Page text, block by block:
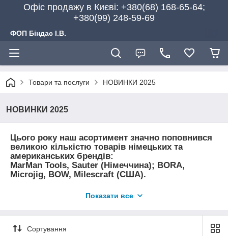
Офіс продажу в Києві: +380(68) 168-65-64;
+380(99) 248-59-69
ФОП Біндас І.В.
Товари та послуги НОВИНКИ 2025
НОВИНКИ 2025
Цього року наш асортимент значно поповнився
великою кількістю товарів німецьких та
американських брендів:
MarMan Tools, Sauter (Німеччина); BORA,
Microjig, BOW, Milescraft (США).
брендових групах на сайті.
Показати все
Сортування